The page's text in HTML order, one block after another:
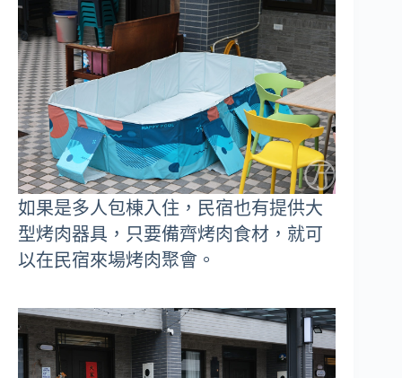
如果是多人包棟入住，民宿也有提供大
型烤肉器具，只要備齊烤肉食材，就可
以在民宿來場烤肉聚會。